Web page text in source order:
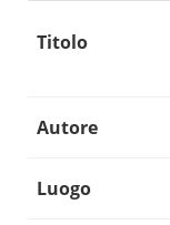
Titolo
Autore
Luogo